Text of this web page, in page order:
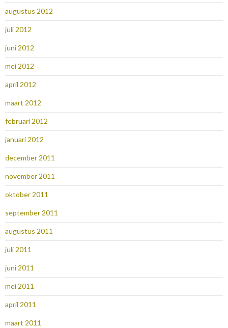
augustus 2012
juli 2012
juni 2012
mei 2012
april 2012
maart 2012
februari 2012
januari 2012
december 2011
november 2011
oktober 2011
september 2011
augustus 2011
juli 2011
juni 2011
mei 2011
april 2011
maart 2011